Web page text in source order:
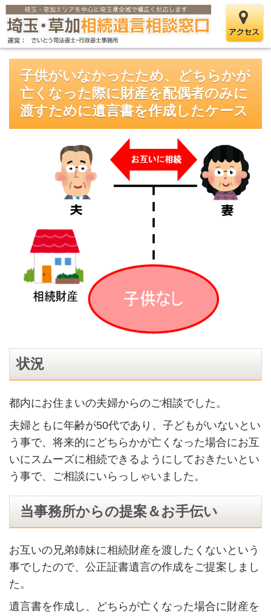
子供がいなかったため、どちらかが
亡くなった際に財産を配偶者のみに
渡すために遺言書を作成したケース
状況
都内にお住まいの夫婦からのご相談でした。
夫婦ともに年齢が50代であり、子どもがいないとい
う事で、将来的にどちらかが亡くなった場合にお互
いにスムーズに相続できるようにしておきたいとい
う事で、ご相談にいらっしゃいました。
当事務所からの提案＆お手伝い
お互いの兄弟姉妹に相続財産を渡したくないという
事でしたので、公正証書遺言の作成をご提案しまし
た。
遺言書を作成し、どちらが亡くなった場合に財産を